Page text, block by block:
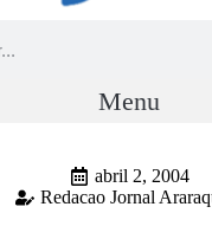
Menu
abril 2, 2004
Redacao Jornal